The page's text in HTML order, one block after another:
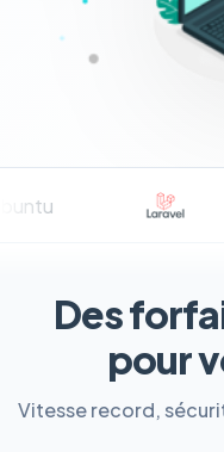
Des
pour
Vitesse record,